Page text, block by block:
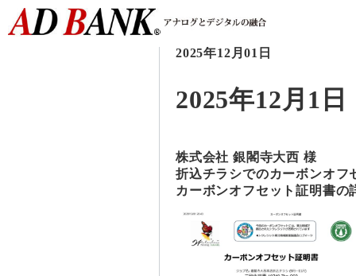
2025年12月01日
2025年12月1日
株式会社 銀閣寺大西 様
折込チラシでのカーボンオフ
カーボンオフセット証明書の